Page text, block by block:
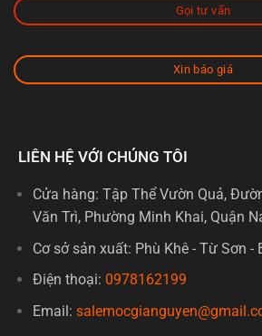
Gọi tư vấn
Xin báo giá
LIÊN HỆ VỚI CHÚNG TÔI
Cửa hàng: Tập Thể Vườn Quả,
Văn Trì, Phường Minh Khai, Quận
Cơ sở sản xuất: Phù Khê - Từ Sơn -
Điện thoại: 0978162199
Email: